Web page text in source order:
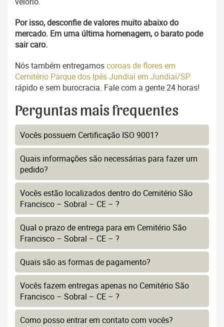
Por isso, desconfie de valores muito abaixo do
mercado. Em uma última homenagem, o barato pode
sair caro.
Nós também entregamoscoroas de flores em
Cemitério Parque dos Ipês Jundiaí em Jundiaí/SP
rápido e sem burocracia. Fale com a gente 24 horas!
Perguntas mais frequentes
Vocês possuem Certificação ISO 9001?
Quais informações são necessárias para fazer um
pedido?
Vocês estão localizados dentro do Cemitério São
Francisco – Sobral – CE – ?
Qual o prazo de entrega para em Cemitério São
Francisco – Sobral – CE – ?
Quais são as formas de pagamento?
Vocês fazem entregas apenas no Cemitério São
Francisco – Sobral – CE – ?
Como posso entrar em contato com vocês?